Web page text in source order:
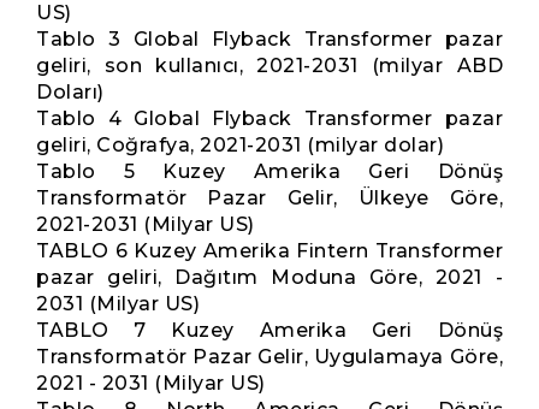
US)
Tablo 3 Global Flyback Transformer pazar
geliri, son kullanıcı, 2021-2031 (milyar ABD
Doları)
Tablo 4 Global Flyback Transformer pazar
geliri, Coğrafya, 2021-2031 (milyar dolar)
Tablo 5 Kuzey Amerika Geri Dönüş
Transformatör Pazar Gelir, Ülkeye Göre,
2021-2031 (Milyar US)
TABLO 6 Kuzey Amerika Fintern Transformer
pazar geliri, Dağıtım Moduna Göre, 2021 -
2031 (Milyar US)
TABLO 7 Kuzey Amerika Geri Dönüş
Transformatör Pazar Gelir, Uygulamaya Göre,
2021 - 2031 (Milyar US)